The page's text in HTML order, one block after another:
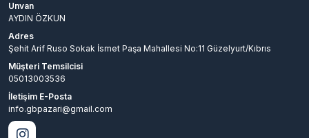
Unvan
AYDIN ÖZKUN
Adres
Şehit Arif Ruso Sokak İsmet Paşa Mahallesi No:11 Güzelyurt/Kıbrıs
Müşteri Temsilcisi
05013003536
İletişim E-Posta
info.gbpazari@gmail.com